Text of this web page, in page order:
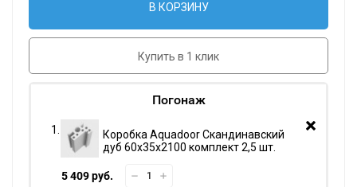
В КОРЗИНУ
Купить в 1 клик
Погонаж
Коробка Aquadoor Скандинавский
дуб 60х35х2100 комплект 2,5 шт.
5 409 руб.